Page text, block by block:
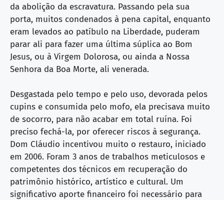
da abolição da escravatura. Passando pela sua
porta, muitos condenados à pena capital, enquanto
eram levados ao patíbulo na Liberdade, puderam
parar ali para fazer uma última súplica ao Bom
Jesus, ou à Virgem Dolorosa, ou ainda a Nossa
Senhora da Boa Morte, ali venerada.
Desgastada pelo tempo e pelo uso, devorada pelos
cupins e consumida pelo mofo, ela precisava muito
de socorro, para não acabar em total ruína. Foi
preciso fechá-la, por oferecer riscos à segurança.
Dom Cláudio incentivou muito o restauro, iniciado
em 2006. Foram 3 anos de trabalhos meticulosos e
competentes dos técnicos em recuperação do
patrimônio histórico, artístico e cultural. Um
significativo aporte financeiro foi necessário para